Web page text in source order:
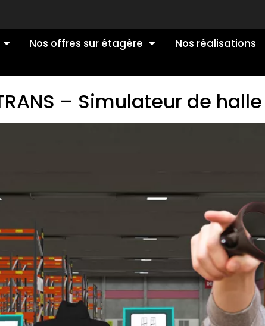
Nos offres sur étagère Nos réalisations
– Simulateur de